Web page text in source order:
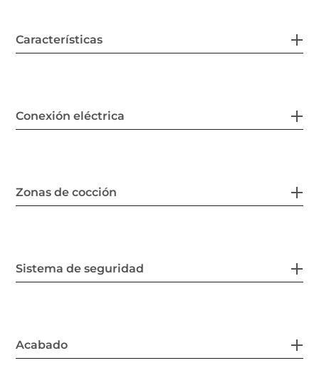
Características
Conexión eléctrica
Zonas de cocción
Sistema de seguridad
Acabado